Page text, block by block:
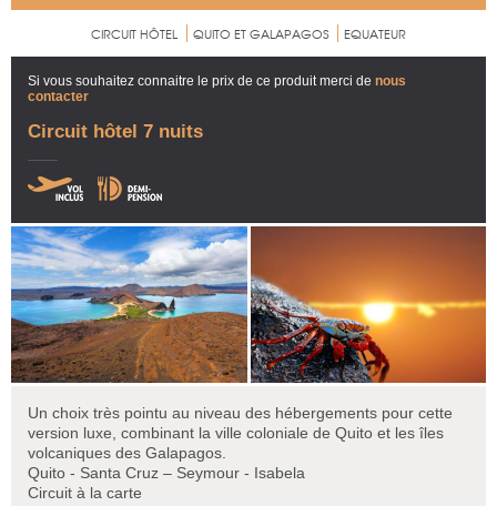
CIRCUIT HÔTEL QUITO ET GALAPAGOS EQUATEUR
Si vous souhaitez connaitre le prix de ce produit merci de nous
contacter
Circuit hôtel 7 nuits
Un choix très pointu au niveau des hébergements pour cette
version luxe, combinant la ville coloniale de Quito et les îles
volcaniques des Galapagos.
Quito - Santa Cruz – Seymour - Isabela
Circuit à la carte